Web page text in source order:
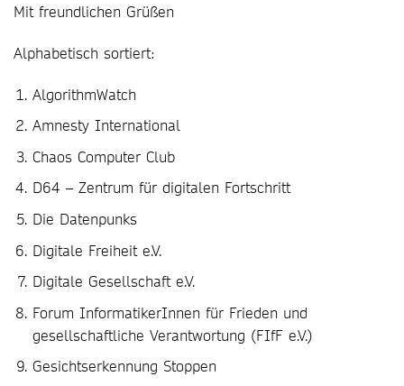
Mit freundlichen Grüßen
Alphabetisch sortiert:
AlgorithmWatch
Amnesty International
Chaos Computer Club
D64 – Zentrum für digitalen Fortschritt
Die Datenpunks
Digitale Freiheit e.V.
Digitale Gesellschaft e.V.
Forum InformatikerInnen für Frieden und
gesellschaftliche Verantwortung (FIfF e.V.)
Gesichtserkennung Stoppen